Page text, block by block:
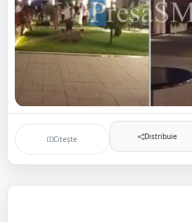
Citește Distribuie